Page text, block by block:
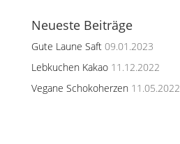
Neueste Beiträge
Gute Laune Saft 09.01.2023
Lebkuchen Kakao 11.12.2022
Vegane Schokoherzen 11.05.2022